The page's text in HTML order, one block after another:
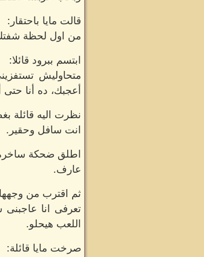
قالت مايا باحتقار:
من اول لحظة شفتك
ابتسم ببرود قائلا:
متحاوليش
أعجبك، ده أنا
نظرت اليه قائلة
انت سافل وحقير.
اطلق ضحكة
عارف.
ثم اقترب من
تعرفى انا
اللعب هيحلو.
صرخت مايا قائلة: